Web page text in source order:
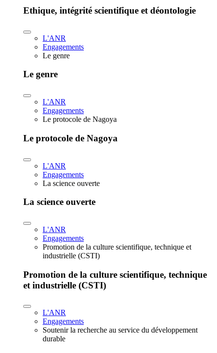
Ethique, intégrité scientifique et déontologie
L'ANR
Engagements
Le genre
Le genre
L'ANR
Engagements
Le protocole de Nagoya
Le protocole de Nagoya
L'ANR
Engagements
La science ouverte
La science ouverte
L'ANR
Engagements
Promotion de la culture scientifique, technique et
industrielle (CSTI)
Promotion de la culture scientifique, technique
et industrielle (CSTI)
L'ANR
Engagements
Soutenir la recherche au service du développement
durable